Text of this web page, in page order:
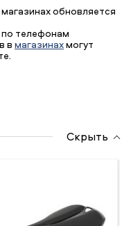
обновляется
по телефонам
в магазинахмогут
Скрыть